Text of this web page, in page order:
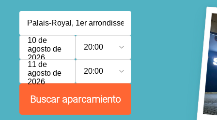
10 de
agosto de
2026
20:00
11 de
agosto de
2026
20:00
Buscar aparcamiento